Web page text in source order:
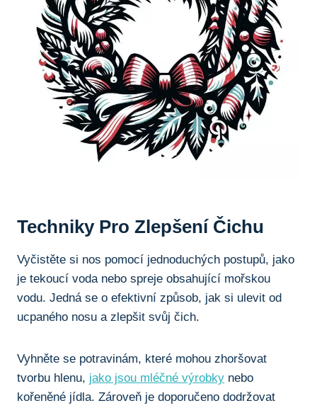
Techniky Pro⁣ Zlepšení Čichu
Vyčistěte si nos pomocí jednoduchých postupů, jako
je‌ tekoucí​ voda nebo ⁣spreje obsahující mořskou
vodu.⁣ Jedná se o efektivní způsob, jak si ulevit od
ucpaného nosu a​ zlepšit svůj ⁤čich.
Vyhněte ​se potravinám, které mohou zhoršovat⁢
tvorbu​ hlenu,⁢ jako jsou mléčné výrobky ⁤nebo
‍kořeněné jídla. Zároveň je ‍doporučeno⁤ dodržovat